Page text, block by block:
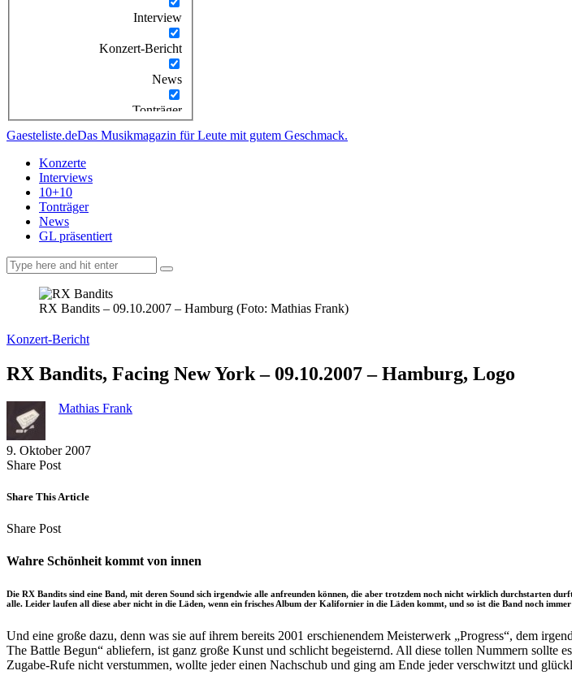
Interview
Konzert-Bericht
News
Tonträger
Gaesteliste.deDas Musikmagazin für Leute mit gutem Geschmack.
Konzerte
Interviews
10+10
Tonträger
News
GL präsentiert
RX Bandits – 09.10.2007 – Hamburg (Foto: Mathias Frank)
Konzert-Bericht
RX Bandits, Facing New York – 09.10.2007 – Hamburg, Logo
Mathias Frank
9. Oktober 2007
Share PostShare
Facebook
Copy
to
Send
via
Share This Article
Share PostShare
Facebook
Copy
to
Send
via
Wahre Schönheit kommt von innen
Die RX Bandits sind eine Band, mit deren Sound sich irgendwie alle anfreunden können, die aber trotzdem noch nicht wirklich durchstarten
alle. Leider laufen all diese aber nicht in die Läden, wenn ein frisches Album der Kalifornier in die Läden kommt, und so ist die Band noch immer
Und eine große dazu, denn was sie auf ihrem bereits 2001 erschienendem Meisterwerk „Progress“, dem
The Battle Begun“ abliefern, ist ganz große Kunst und schlicht begeisternd. All diese tollen Nummern
Zugabe-Rufe nicht verstummen, wollte jeder einen Nachschub und ging am Ende jeder verschwitzt und